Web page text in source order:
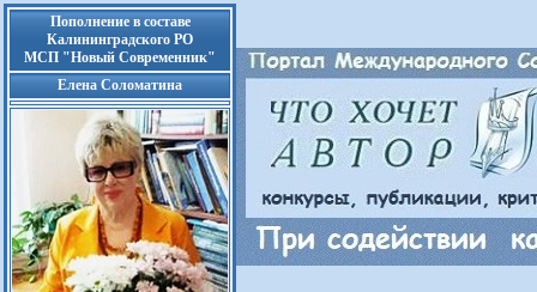
Пополнение в составе
Калининградского РО
МСП "Новый Современник"
Елена Соломатина